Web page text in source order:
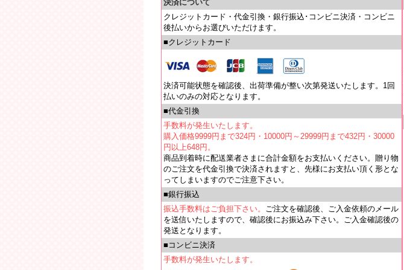
決済について
クレジットカード・代金引換・銀行振込･コンビニ決済・コンビニ
後払いからお選びいただけます。
■クレジットカード
決済可能状態を確認後、出荷準備が整い次第発送いたします。1回
払いのみの対応となります。
■代金引換
手数料が発生いたします。
購入価格9999円まで324円・10000円～29999円まで432円・30000
円以上648円。
商品到着時に配送業者さまに合計金額をお支払いください。贈り物
のご注文を代金引換で決済されますと、先様にお支払い頂く形とな
ってしまいますのでご注意下さい。
■銀行振込
振込手数料はご負担下さい。 ご注文を確認後、ご入金依頼のメール
を送信いたしますので、確認後にお振込み下さい。ご入金確認後の
発送となります。
■コンビニ決済
手数料が発生いたします。